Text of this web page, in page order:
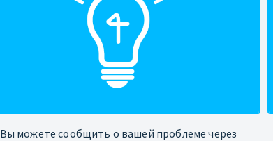
Вы можете сообщить о вашей проблеме через